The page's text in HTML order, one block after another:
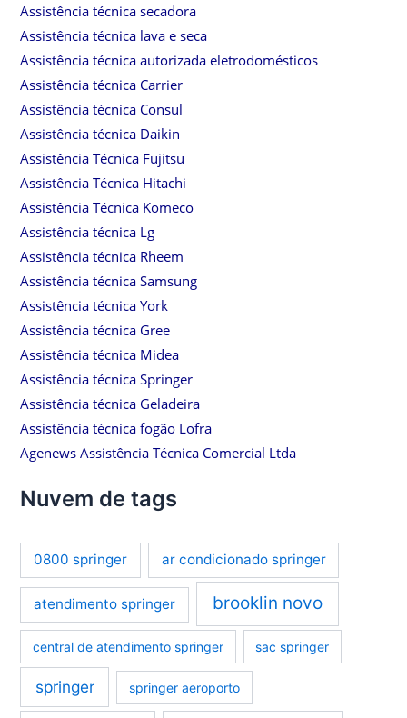
Assistência técnica secadora
Assistência técnica lava e seca
Assistência técnica autorizada eletrodomésticos
Assistência técnica Carrier
Assistência técnica Consul
Assistência técnica Daikin
Assistência Técnica Fujitsu
Assistência Técnica Hitachi
Assistência Técnica Komeco
Assistência técnica Lg
Assistência técnica Rheem
Assistência técnica Samsung
Assistência técnica York
Assistência técnica Gree
Assistência técnica Midea
Assistência técnica Springer
Assistência técnica Geladeira
Assistência técnica fogão Lofra
Agenews Assistência Técnica Comercial Ltda
Nuvem de tags
0800 springer ar condicionado springer
atendimento springer brooklin novo
central de atendimento springer sac springer
springer springer aeroporto